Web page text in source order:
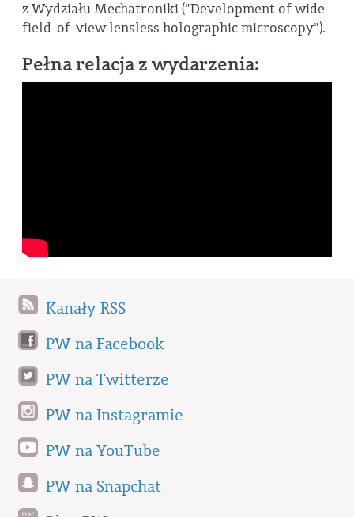
z Wydziału Mechatroniki ("Development of wide
field-of-view lensless holographic microscopy").
Pełna relacja z wydarzenia:
Kanały RSS
PW na Facebook
PW na Twitterze
PW na Instagramie
PW na YouTube
PW na Snapchat